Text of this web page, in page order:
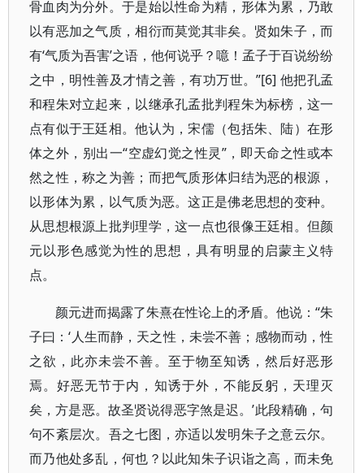
骨血肉为分外。于是始以性命为精，形体为累，乃敢
以有恶加之气质，相衍而莫觉其非矣。贤如朱子，而
有‘气质为吾害’之语，他何说乎？噫！孟子于百说纷纷
之中，明性善及才情之善，有功万世。”[6] 他把孔孟
和程朱对立起来，以继承孔孟批判程朱为标榜，这一
点有似于王廷相。他认为，宋儒（包括朱、陆）在形
体之外，别出一“空虚幻觉之性灵”，即天命之性或本
然之性，称之为善；而把气质形体归结为恶的根源，
以形体为累，以气质为恶。这正是佛老思想的变种。
从思想根源上批判理学，这一点也很像王廷相。但颜
元以形色感觉为性的思想，具有明显的启蒙主义特
点。
颜元进而揭露了朱熹在性论上的矛盾。他说：“朱
子曰：‘人生而静，天之性，未尝不善；感物而动，性
之欲，此亦未尝不善。至于物至知诱，然后好恶形
焉。好恶无节于内，知诱于外，不能反躬，天理灭
矣，方是恶。故圣贤说得恶字煞是迟。’此段精确，句
句不紊层次。吾之七图，亦适以发明朱子之意云尔。
而乃他处多乱，何也？以此知朱子识诣之高，而未免